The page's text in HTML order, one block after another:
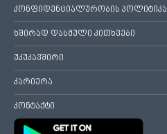
კონფიდენციალურობის პოლიტიკა
ხშირად დასმული კითხვები
უკუკავშირი
კარიერა
კონტაქტი